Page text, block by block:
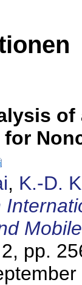
for
, K.-D.
pp.